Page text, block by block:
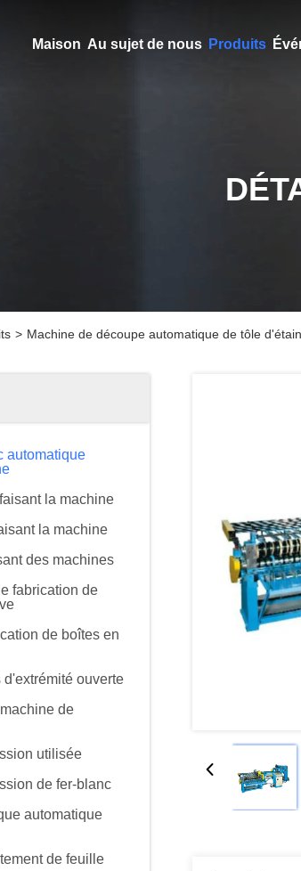
Maison Au sujet de nous Produits
> Machine de découpe automatique de tôle d'étain
automatique
la machine
la machine
des machines
fabrication de
de boîtes en
ouverte
de
utilisée
de fer-blanc
automatique
de feuille